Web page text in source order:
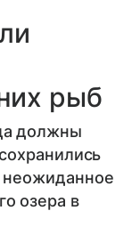
рыб
должны
озера в